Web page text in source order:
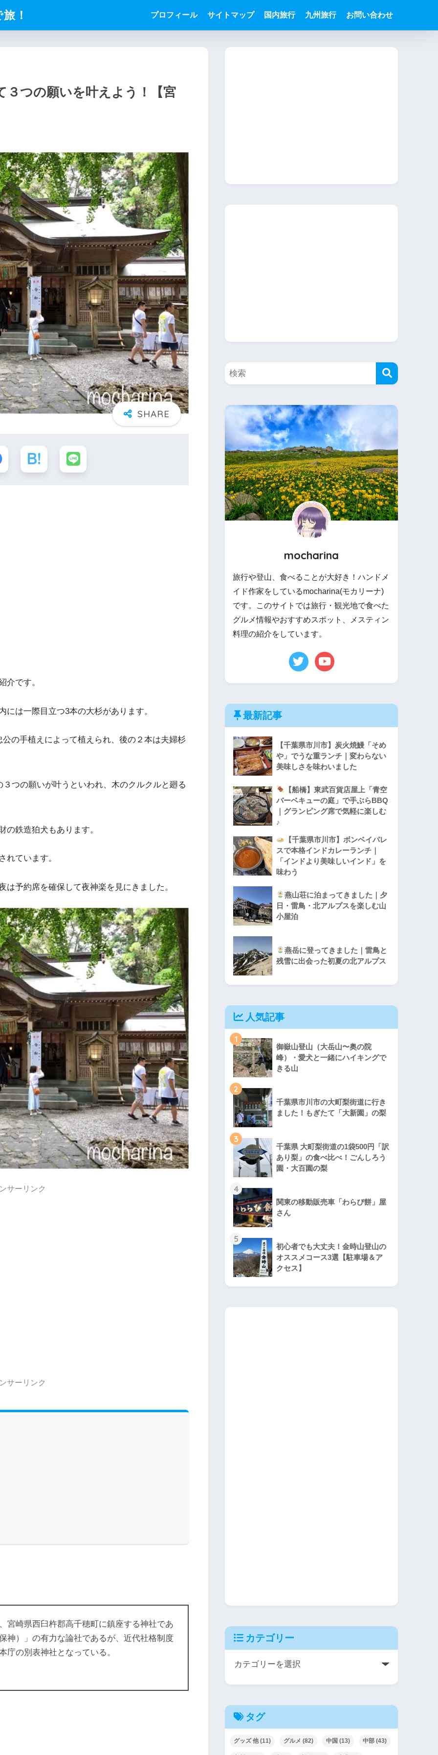
！ プロフィール サイトマップ 国内旅行 九州旅行 お問い合わせ
３つの願いを叶えよう！【宮
介です。
は一際目立つ3本の大杉があります。
の手植えによって植えられ、後の２本は夫婦杉
つの願いが叶うといわれ、木のクルクルと廻る
の鉄造狛犬もあります。
れています。
予約席を確保して夜神楽を見にきました。
サーリンク
サーリンク
宮崎県西臼杵郡高千穂町に鎮座する神社であ
神）」の有力な論社であるが、近代社格制度
庁の別表神社となっている。
mocharina
旅行や登山、食べることが大好き！ハンドメ
イド作家をしているmocharina(モカリーナ)
です。このサイトでは旅行・観光地で食べた
グルメ情報やおすすめスポット、メスティン
料理の紹介をしています。
最新記事
【千葉県市川市】炭火焼鰻「そめ
や」でうな重ランチ｜変わらない
美味しさを味わいました
【船橋】東武百貨店屋上「青空
バーベキューの庭」で手ぶらBBQ
｜グランピング席で気軽に楽しむ
♪
【千葉県市川市】ボンベイパレ
スで本格インドカレーランチ｜
「インドより美味しいインド」を
味わう
燕山荘に泊まってきました｜夕
日・雷鳥・北アルプスを楽しむ山
小屋泊
燕岳に登ってきました｜雷鳥と
残雪に出会った初夏の北アルプス
人気記事
1
御嶽山登山（大岳山〜奥の院
峰）・愛犬と一緒にハイキングで
きる山
2
千葉県市川市の大町梨街道に行き
ました！もぎたて「大新園」の梨
3
千葉県 大町梨街道の1袋500円「訳
あり梨」の食べ比べ！ごんしろう
園・大百園の梨
4
関東の移動販売車「わらび餅」屋
さん
5
初心者でも大丈夫！金時山登山の
オススメコース3選【駐車場＆ア
クセス】
カテゴリー
タグ
グッズ 他(11) グルメ (82) 中国 (13) 中部 (43)